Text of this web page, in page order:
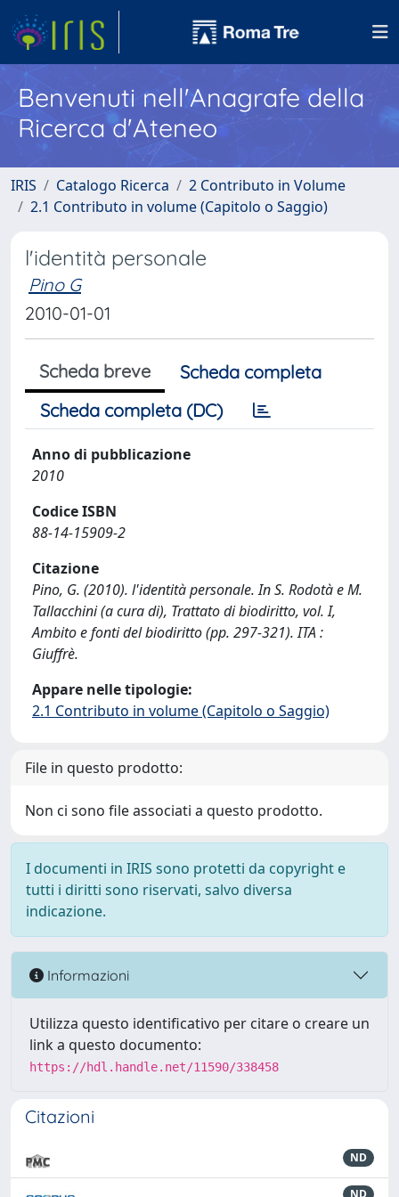
Benvenuti nell'Anagrafe della
Ricerca d'Ateneo
IRIS Catalogo Ricerca
2 Contributo in Volume
2.1 Contributo in volume (Capitolo o Saggio)
l'identità personale
Pino G
2010-01-01
Scheda breve
Scheda completa
Scheda completa (DC)
Anno di pubblicazione
2010
Codice ISBN
88-14-15909-2
Citazione
Pino, G. (2010). l'identità personale. In S. Rodotà e M.
Tallacchini (a cura di), Trattato di biodiritto, vol. I,
Ambito e fonti del biodiritto (pp. 297-321). ITA :
Giuffrè.
Appare nelle tipologie:
2.1 Contributo in volume (Capitolo o Saggio)
File in questo prodotto:
Non ci sono file associati a questo prodotto.
I documenti in IRIS sono protetti da copyright e
tutti i diritti sono riservati, salvo diversa
indicazione.
Informazioni
Utilizza questo identificativo per citare o creare un
link a questo documento:
https://hdl.handle.net/11590/338458
Citazioni
ND